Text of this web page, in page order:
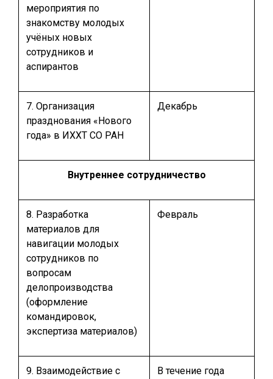
мероприятия по
знакомству молодых
учёных новых
сотрудников и
аспирантов
7. Организация
празднования «Нового
года» в ИХХТ СО РАН
Декабрь
Внутреннее сотрудничество
8. Разработка
материалов для
навигации молодых
сотрудников по
вопросам
делопроизводства
(оформление
командировок,
экспертиза материалов)
Февраль
9. Взаимодействие с
В течение года